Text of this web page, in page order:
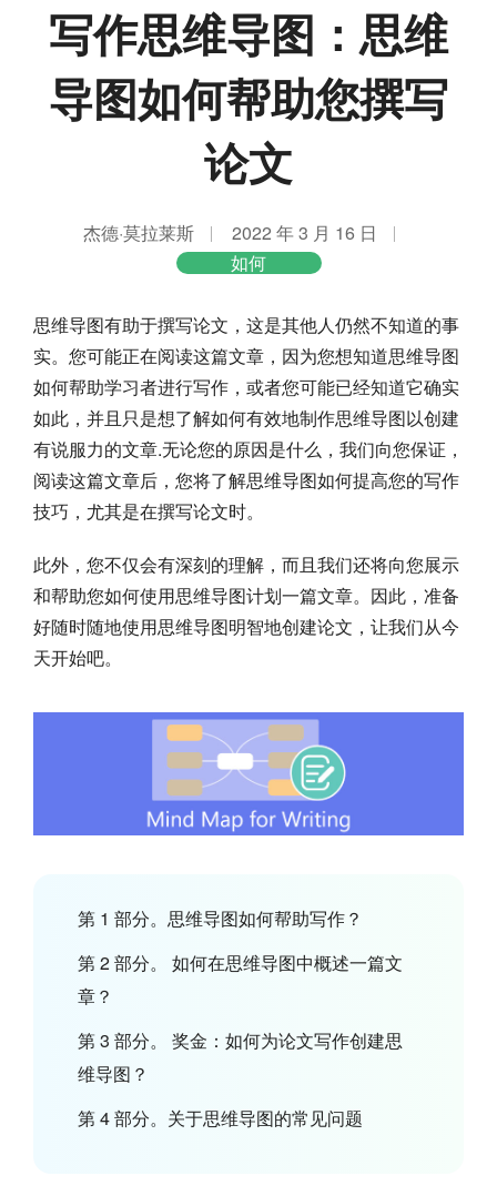
写作思维导图：思维
导图如何帮助您撰写
论文
杰德·莫拉莱斯
2022 年 3 月 16 日
如何
思维导图有助于撰写论文，这是其他人仍然不知道的事
实。您可能正在阅读这篇文章，因为您想知道思维导图
如何帮助学习者进行写作，或者您可能已经知道它确实
如此，并且只是想了解如何有效地制作思维导图以创建
有说服力的文章.无论您的原因是什么，我们向您保证，
阅读这篇文章后，您将了解思维导图如何提高您的写作
技巧，尤其是在撰写论文时。
此外，您不仅会有深刻的理解，而且我们还将向您展示
和帮助您如何使用思维导图计划一篇文章。因此，准备
好随时随地使用思维导图明智地创建论文，让我们从今
天开始吧。
第 1 部分。思维导图如何帮助写作？
第 2 部分。 如何在思维导图中概述一篇文
章？
第 3 部分。 奖金：如何为论文写作创建思
维导图？
第 4 部分。关于思维导图的常见问题